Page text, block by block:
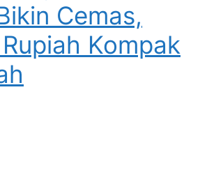
Cemas,
Kompak